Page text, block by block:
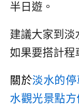
半日遊。
建議大家到淡
如果要搭計程
關於淡水的
水觀光景點